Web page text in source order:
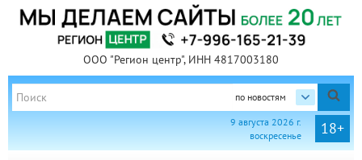
ООО "Регион центр", ИНН 4817003180
по новостям
18+
9 августа 2026 г.
воскресенье